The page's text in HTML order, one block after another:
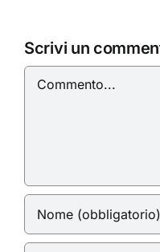
Scrivi un
Commento